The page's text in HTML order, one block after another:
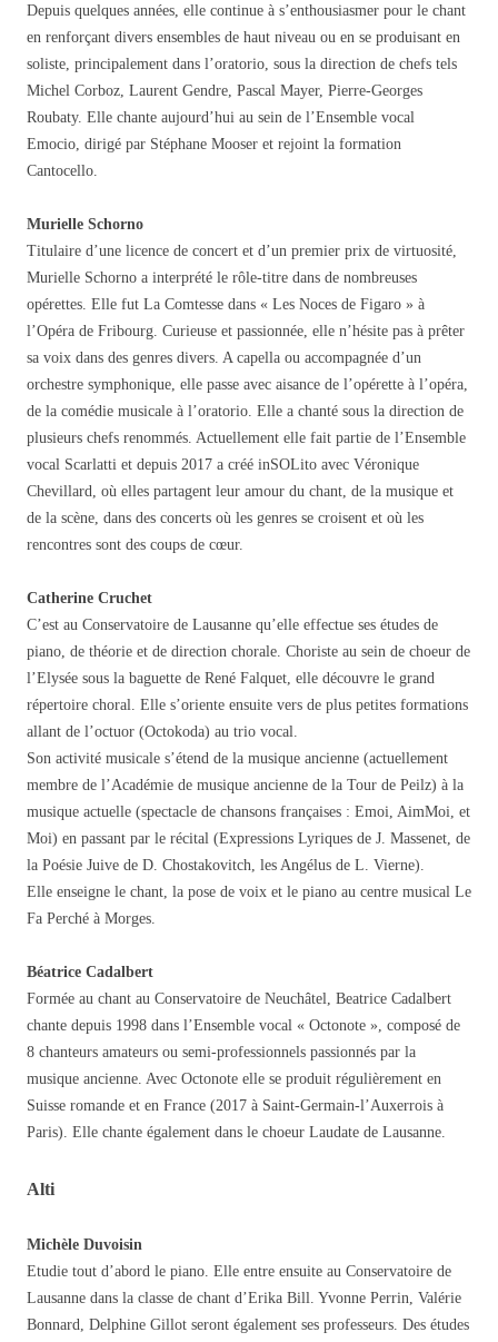
Depuis quelques années, elle continue à s’enthousiasmer pour le chant
en renforçant divers ensembles de haut niveau ou en se produisant en
soliste, principalement dans l’oratorio, sous la direction de chefs tels
Michel Corboz, Laurent Gendre, Pascal Mayer, Pierre-Georges
Roubaty. Elle chante aujourd’hui au sein de l’Ensemble vocal
Emocio, dirigé par Stéphane Mooser et rejoint la formation
Cantocello.
Murielle Schorno
Titulaire d’une licence de concert et d’un premier prix de virtuosité,
Murielle Schorno a interprété le rôle-titre dans de nombreuses
opérettes. Elle fut La Comtesse dans « Les Noces de Figaro » à
l’Opéra de Fribourg. Curieuse et passionnée, elle n’hésite pas à prêter
sa voix dans des genres divers. A capella ou accompagnée d’un
orchestre symphonique, elle passe avec aisance de l’opérette à l’opéra,
de la comédie musicale à l’oratorio. Elle a chanté sous la direction de
plusieurs chefs renommés. Actuellement elle fait partie de l’Ensemble
vocal Scarlatti et depuis 2017 a créé inSOLito avec Véronique
Chevillard, où elles partagent leur amour du chant, de la musique et
de la scène, dans des concerts où les genres se croisent et où les
rencontres sont des coups de cœur.
Catherine Cruchet
C’est au Conservatoire de Lausanne qu’elle effectue ses études de
piano, de théorie et de direction chorale. Choriste au sein de choeur de
l’Elysée sous la baguette de René Falquet, elle découvre le grand
répertoire choral. Elle s’oriente ensuite vers de plus petites formations
allant de l’octuor (Octokoda) au trio vocal.
Son activité musicale s’étend de la musique ancienne (actuellement
membre de l’Académie de musique ancienne de la Tour de Peilz) à la
musique actuelle (spectacle de chansons françaises : Emoi, AimMoi, et
Moi) en passant par le récital (Expressions Lyriques de J. Massenet, de
la Poésie Juive de D. Chostakovitch, les Angélus de L. Vierne).
Elle enseigne le chant, la pose de voix et le piano au centre musical Le
Fa Perché à Morges.
Béatrice Cadalbert
Formée au chant au Conservatoire de Neuchâtel, Beatrice Cadalbert
chante depuis 1998 dans l’Ensemble vocal « Octonote », composé de
8 chanteurs amateurs ou semi-professionnels passionnés par la
musique ancienne. Avec Octonote elle se produit régulièrement en
Suisse romande et en France (2017 à Saint-Germain-l’Auxerrois à
Paris). Elle chante également dans le choeur Laudate de Lausanne.
Alti
Michèle Duvoisin
Etudie tout d’abord le piano. Elle entre ensuite au Conservatoire de
Lausanne dans la classe de chant d’Erika Bill. Yvonne Perrin, Valérie
Bonnard, Delphine Gillot seront également ses professeurs. Des études